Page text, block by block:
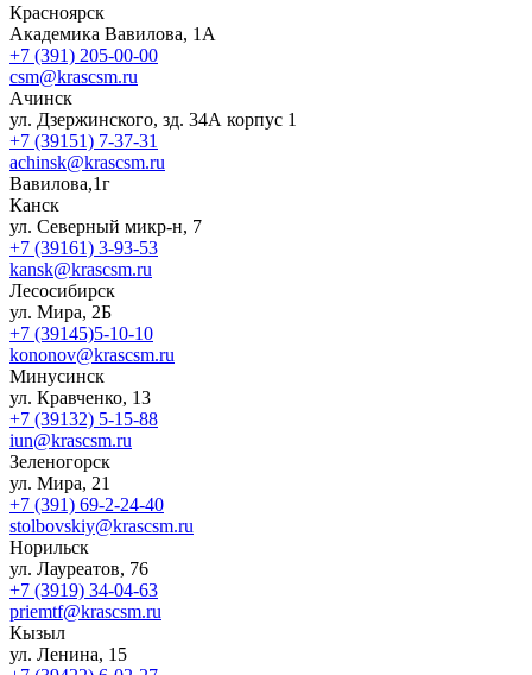
Красноярск
Академика Вавилова, 1А
+7 (391) 205-00-00
csm@krascsm.ru
Ачинск
ул. Дзержинского, зд. 34А корпус 1
+7 (39151) 7-37-31
achinsk@krascsm.ru
Вавилова,1г
Канск
ул. Северный микр-н, 7
+7 (39161) 3-93-53
kansk@krascsm.ru
Лесосибирск
ул. Мира, 2Б
+7 (39145)5-10-10
kononov@krascsm.ru
Минусинск
ул. Кравченко, 13
+7 (39132) 5-15-88
iun@krascsm.ru
Зеленогорск
ул. Мира, 21
+7 (391) 69-2-24-40
stolbovskiy@krascsm.ru
Норильск
ул. Лауреатов, 76
+7 (3919) 34-04-63
priemtf@krascsm.ru
Кызыл
ул. Ленина, 15